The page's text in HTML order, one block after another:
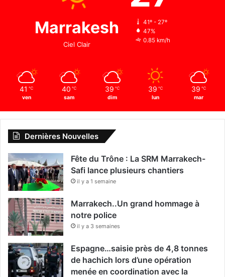
Marrakesh
Ciel Clair
41º - 27º
47%
0.85 km/h
41 ℃
ven
40 ℃
sam
39 ℃
dim
39 ℃
lun
39 ℃
mar
Dernières Nouvelles
Fête du Trône : La SRM Marrakech-
Safi lance plusieurs chantiers
il y a 1 semaine
Marrakech..Un grand hommage à
notre police
il y a 3 semaines
Espagne…saisie près de 4,8 tonnes
de hachich lors d’une opération
menée en coordination avec la